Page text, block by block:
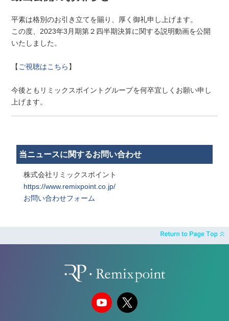
平素は格別のお引き立てを賜り、厚く御礼申し上げます。
この度、2023年3月期第２四半期決算に関する説明動画を公開
いたしました。
【ご視聴はこちら 】
今後ともリミックスポイントグループを何卒宜しくお願い申し
上げます。
当ニュースに関するお問い合わせ
株式会社リミックスポイント
https://www.remixpoint.co.jp/
お問い合わせフォーム